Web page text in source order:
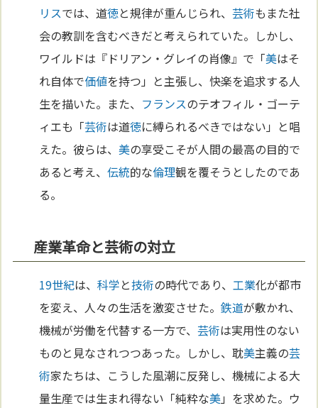
リスでは、道徳と規律が重んじられ、芸術もまた社
会の教訓を含むべきだと考えられていた。しかし、
ワイルドは『ドリアン・グレイの肖像』で「美はそ
れ自体で価値を持つ」と主張し、快楽を追求する人
生を描いた。また、 フランスのテオフィル・ゴーテ
ィエも「芸術は道徳に縛られるべきではない」と唱
えた。彼らは、美の享受こそが人間の最高の目的で
あると考え、伝統的な倫理観を覆そうとしたのであ
る。
産業革命と芸術の対立
19世紀は、科学と技術の時代であり、工業化が都市
を変え、人々の生活を激変させた。鉄道が敷かれ、
機械が労働を代替する一方で、芸術は実用性のない
ものと見なされつつあった。しかし、耽美主義の芸
術家たちは、こうした風潮に反発し、機械による大
量生産では生まれ得ない「純粋な美」を求めた。ウ